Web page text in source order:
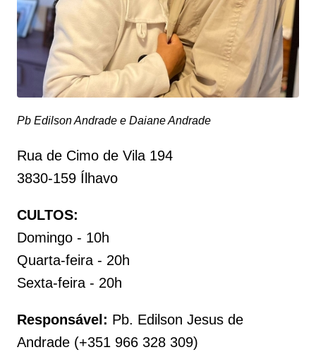
Pb Edilson Andrade e Daiane Andrade
Rua de Cimo de Vila 194
3830-159 Ílhavo
CULTOS:
Domingo - 10h
Quarta-feira - 20h
Sexta-feira - 20h
Responsável: Pb. Edilson Jesus de
Andrade (+351 966 328 309)